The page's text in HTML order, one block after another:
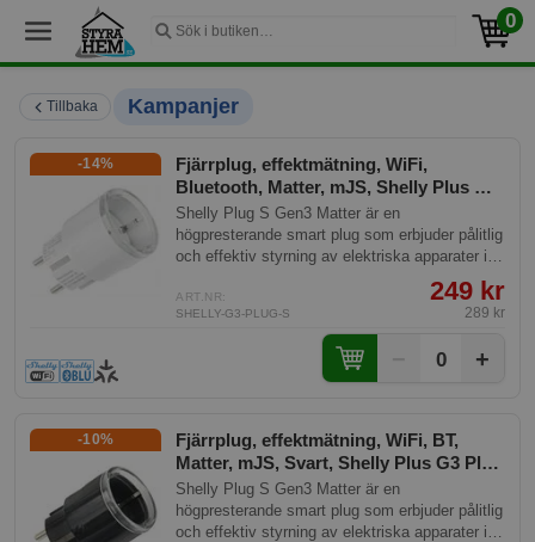
0
Tillbaka Kampanjer
Fjärrplug, effektmätning, WiFi,
Bluetooth, Matter, mJS, Shelly Plus G3
Plug S
-14%
Shelly Plug S Gen3 Matter är en
högpresterande smart plug som erbjuder pålitlig
och effektiv styrning av elektriska apparater i
ditt smarta hem. Med sin Matter-kompatibilitet
är den lätt att integrera i olika smarta hem-
ekosystem, vilket garanterar en smidig och
framtidssäker anslutning för dina enheter.
ART.NR:
SHELLY-G3-PLUG-S
249 kr
289 kr
0 +
Fjärrplug, effektmätning, WiFi, BT,
Matter, mJS, Svart, Shelly Plus G3 Plug
S Black
-10%
Shelly Plug S Gen3 Matter är en
högpresterande smart plug som erbjuder pålitlig
och effektiv styrning av elektriska apparater i